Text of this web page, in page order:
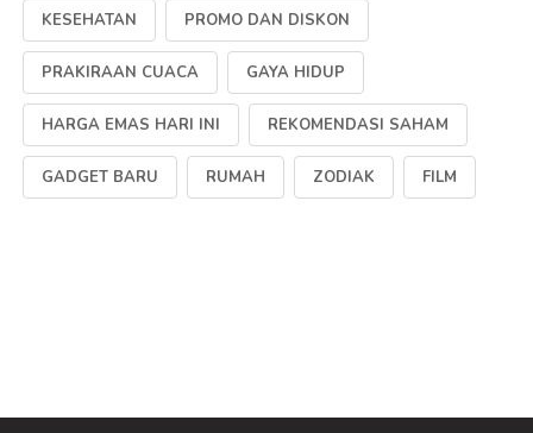
KESEHATAN PROMO DAN DISKON
PRAKIRAAN CUACA GAYA HIDUP
HARGA EMAS HARI INI REKOMENDASI SAHAM
GADGET BARU RUMAH ZODIAK FILM